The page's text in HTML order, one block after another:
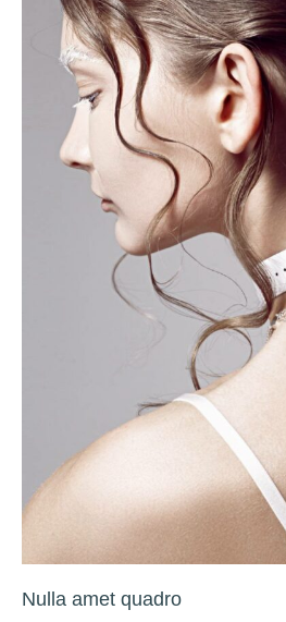
Nulla amet quadro